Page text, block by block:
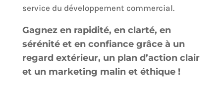
service du développement commercial.
Gagnez en rapidité, en clarté, en
sérénité et en confiance grâce à un
regard extérieur, un plan d’action clair
et un marketing malin et éthique !